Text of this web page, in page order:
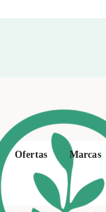
Ofertas Marcas